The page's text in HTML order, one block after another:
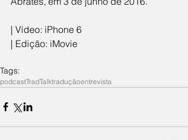
| Vídeo: iPhone 6
| Edição: iMovie
Tags:
podcastTradTalktraduçãoentrevista